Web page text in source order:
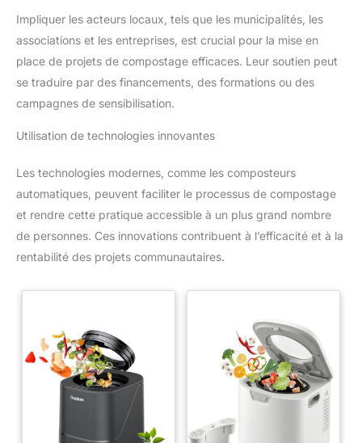
Impliquer les acteurs locaux, tels que les municipalités, les
associations et les entreprises, est crucial pour la mise en
place de projets de compostage efficaces. Leur soutien peut
se traduire par des financements, des formations ou des
campagnes de sensibilisation.
Utilisation de technologies innovantes
Les technologies modernes, comme les composteurs
automatiques, peuvent faciliter le processus de compostage
et rendre cette pratique accessible à un plus grand nombre
de personnes. Ces innovations contribuent à l’efficacité et à la
rentabilité des projets communautaires.